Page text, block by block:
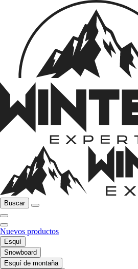
Buscar
Nuevos productos
Esquí
Snowboard
Esquí de montaña